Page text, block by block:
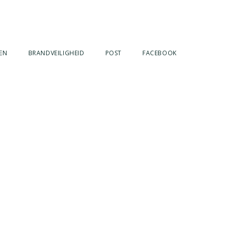
BRANDVEILIGHEID POST FACEBOOK